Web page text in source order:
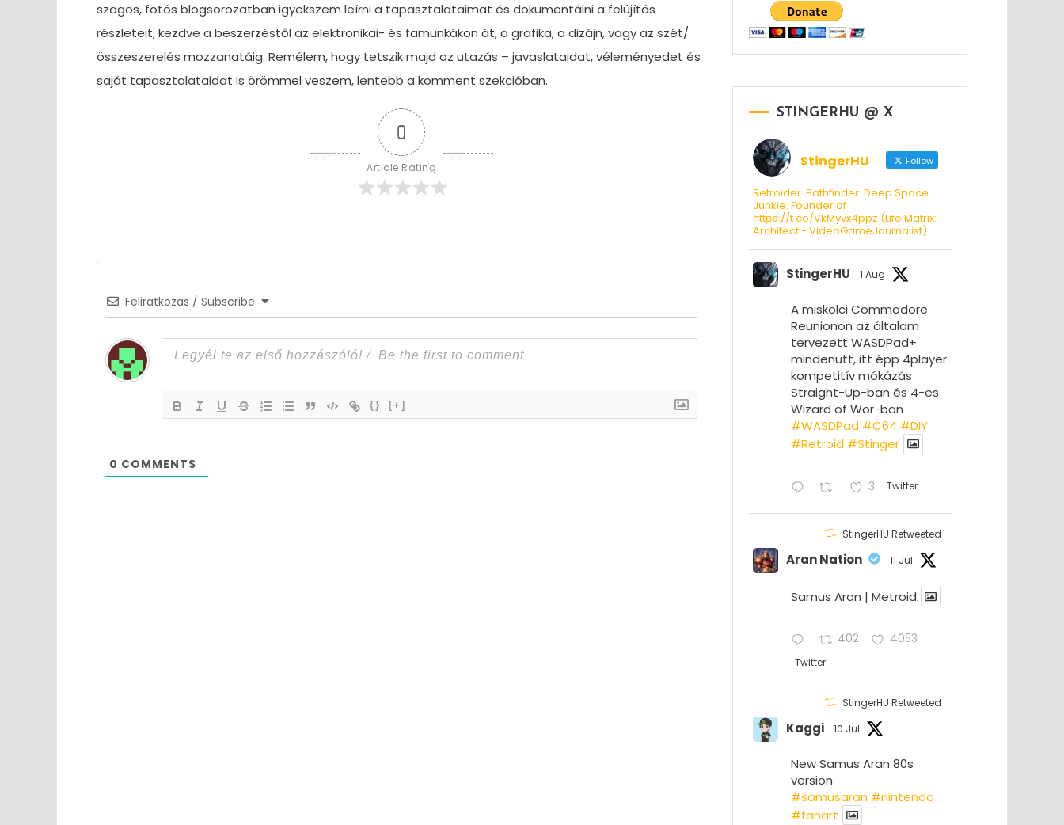
szagos, fotós blogsorozatban igyekszem leírni a tapasztalataimat és dokumentálni a felújítás
részleteit, kezdve a beszerzéstől az elektronikai- és famunkákon át, a grafika, a dizájn, vagy az szét/
összeszerelés mozzanatáig. Remélem, hogy tetszik majd az utazás – javaslataidat, véleményedet és
saját tapasztalataidat is örömmel veszem, lentebb a komment szekcióban.
0
Article Rating
Feliratkozás / Subscribe
{} [+]
0 COMMENTS
STINGERHU @ X
StingerHU Follow
Retroider. Pathfinder. Deep Space
Junkie. Founder of
https://t.co/VkMyvx4ppz (Life Matrix:
Architect - VideoGameJournalist)
StingerHU 1 Aug
A miskolci Commodore
Reunionon az általam
tervezett WASDPad+
mindenütt, itt épp 4player
kompetitív mókázás
Straight-Up-ban és 4-es
Wizard of Wor-ban
#WASDPad #C64 #DIY
#Retroid #Stinger
3 Twitter
StingerHU Retweeted
Aran Nation 11 Jul
Samus Aran | Metroid
402 4053
Twitter
StingerHU Retweeted
Kaggi 10 Jul
New Samus Aran 80s
version
#samusaran #nintendo
#fanartㅤㅤㅤㅤ